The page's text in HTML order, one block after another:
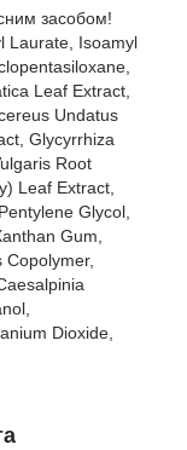
засобом!
Laurate, Isoamyl
Leaf Extract,
Undatus
Glycyrrhiza
Root
Leaf Extract,
Glycol,
Gum,
Copolymer,
Dioxide,